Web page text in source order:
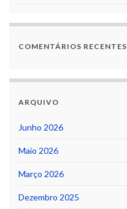
COMENTÁRIOS RECENTES
ARQUIVO
Junho 2026
Maio 2026
Março 2026
Dezembro 2025